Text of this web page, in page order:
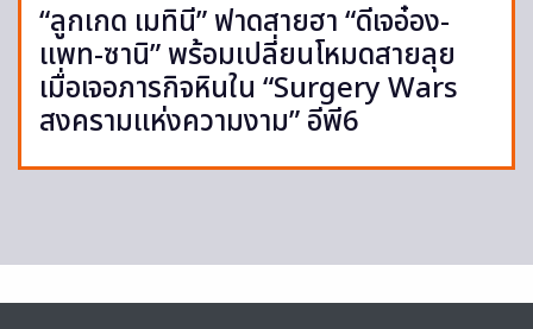
“ลูกเกด เมทินี” ฟาดสายฮา “ดีเจอ๋อง-
แพท-ซานิ” พร้อมเปลี่ยนโหมดสายลุย
เมื่อเจอภารกิจหินใน “Surgery Wars
สงครามแห่งความงาม” อีพี6